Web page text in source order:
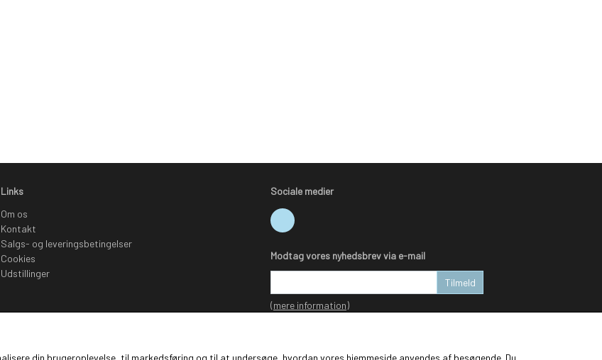
Links
Om os
Kontakt
Salgs- og leveringsbetingelser
Cookies
Udstillinger
Sociale medier
Modtag vores nyhedsbrev via e-mail
Tilmeld
(mere information)
din brugeroplevelse, til markedsføring og til at undersøge, hvordan vores hjemmeside anvendes af besøgende. Du